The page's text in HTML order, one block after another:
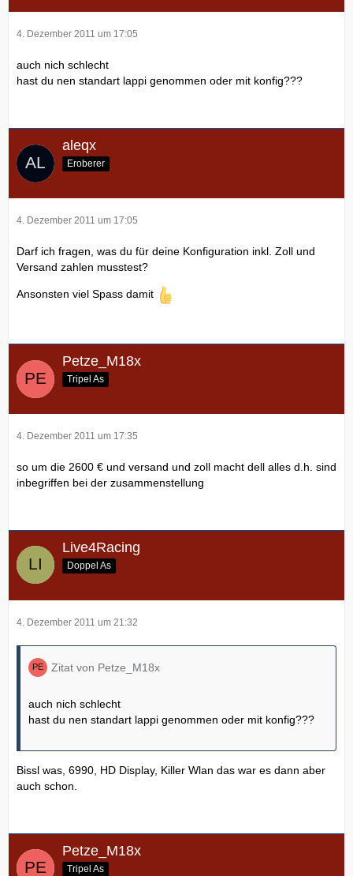
4. Dezember 2011 um 17:05
auch nich schlecht
hast du nen standart lappi genommen oder mit konfig???
aleqx
Eroberer
4. Dezember 2011 um 17:05
Darf ich fragen, was du für deine Konfiguration inkl. Zoll und
Versand zahlen musstest?
Ansonsten viel Spass damit
Petze_M18x
Tripel As
4. Dezember 2011 um 17:35
so um die 2600 € und versand und zoll macht dell alles d.h. sind
inbegriffen bei der zusammenstellung
Live4Racing
Doppel As
4. Dezember 2011 um 21:32
Zitat von Petze_M18x
auch nich schlecht
hast du nen standart lappi genommen oder mit konfig???
Bissl was, 6990, HD Display, Killer Wlan das war es dann aber
auch schon.
Petze_M18x
Tripel As